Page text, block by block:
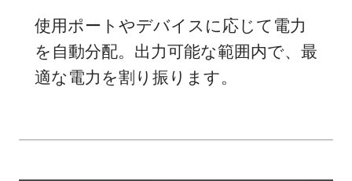
使用ポートやデバイスに応じて電力
を自動分配。出力可能な範囲内で、最
適な電力を割り振ります。